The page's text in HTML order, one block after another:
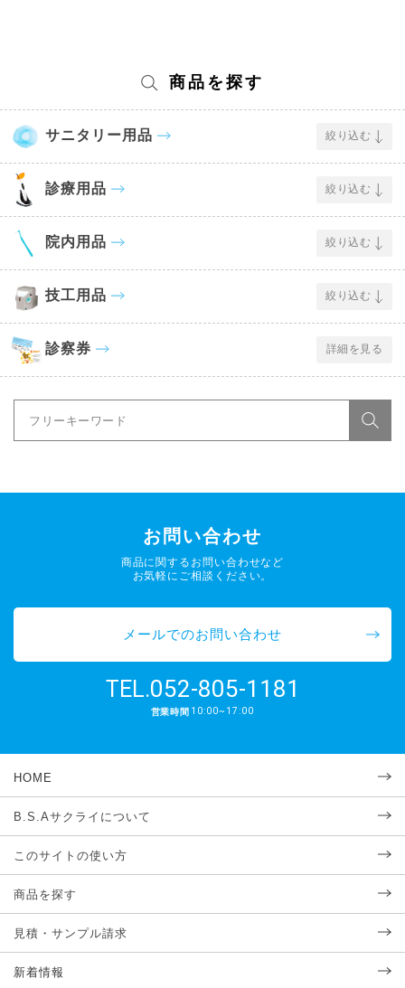
商品を探す
サニタリー用品 絞り込む
診療用品 絞り込む
院内用品 絞り込む
技工用品 絞り込む
診察券 詳細を見る
お問い合わせ
商品に関するお問い合わせなど
お気軽にご相談ください。
メールでのお問い合わせ
TEL.052-805-1181
営業時間 10:00~17:00
HOME
B.S.Aサクライについて
このサイトの使い方
商品を探す
見積・サンプル請求
新着情報